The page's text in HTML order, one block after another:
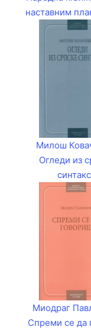
наставним
Милош
Огледи из
Миодраг
Спреми се да